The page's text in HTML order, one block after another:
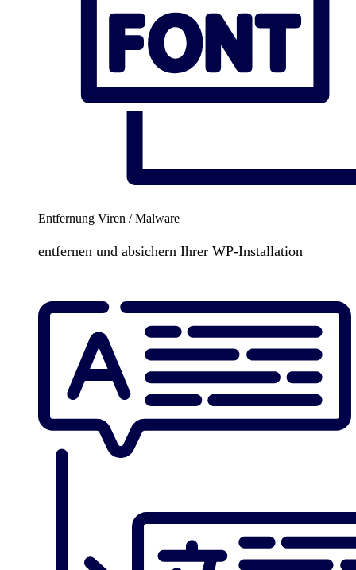
Entfernung Viren / Malware
entfernen und absichern Ihrer WP-Installation